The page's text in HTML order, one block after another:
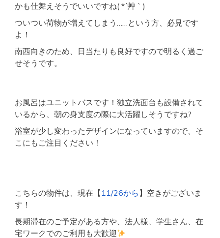
かも仕舞えそうでいいですね( *´艸｀)
ついつい荷物が増えてしまう……という方、必見です
よ！
南西向きのため、日当たりも良好ですので明るく過ご
せそうです。
お風呂はユニットバスです！独立洗面台も設備されて
いるから、朝の身支度の際に大活躍しそうですね?
浴室が少し変わったデザインになっていますので、そ
こにもご注目ください！
こちらの物件は、現在【 11/26から 】空きがございま
す！
長期滞在のご予定がある方や、法人様、学生さん、在
宅ワークでのご利用も大歓迎